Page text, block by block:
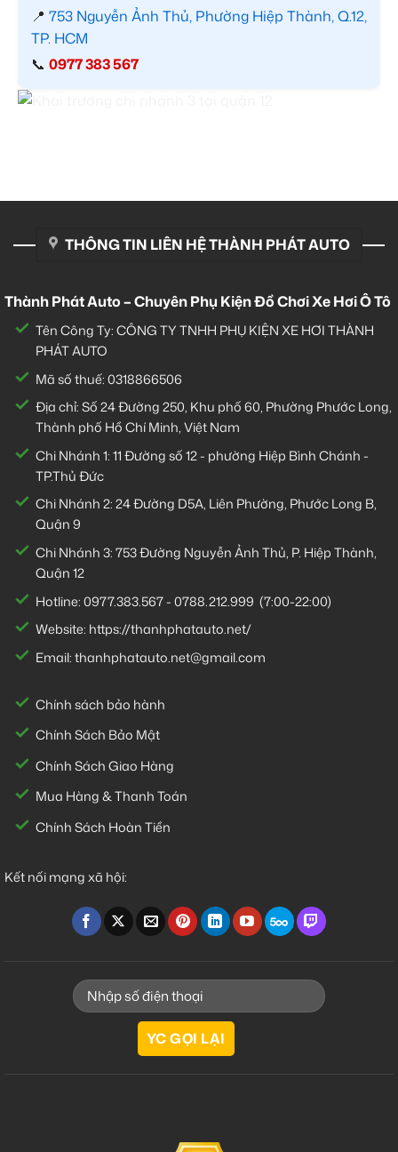
📍 753 Nguyễn Ảnh Thủ, Phường Hiệp Thành, Q.12,
TP. HCM
📞 0977 383 567
THÔNG TIN LIÊN HỆ THÀNH PHÁT AUTO
Thành Phát Auto – Chuyên Phụ Kiện Đồ Chơi Xe Hơi Ô Tô
Tên Công Ty: CÔNG TY TNHH PHỤ KIỆN XE HƠI THÀNH
PHÁT AUTO
Mã số thuế: 0318866506
Địa chỉ: Số 24 Đường 250, Khu phố 60, Phường Phước Long,
Thành phố Hồ Chí Minh, Việt Nam
Chi Nhánh 1:11 Đường số 12 - phường Hiệp Bình Chánh -
TP.Thủ Đức
Chi Nhánh 2:24 Đường D5A, Liên Phường, Phước Long B,
Quận 9
Chi Nhánh 3:753 Đường Nguyễn Ảnh Thủ, P. Hiệp Thành,
Quận 12
Hotline:0977.383.567-0788.212.999 (7:00-22:00)
Website: https://thanhphatauto.net/
Email:thanhphatauto.net@gmail.com
Chính sách bảo hành
Chính Sách Bảo Mật
Chính Sách Giao Hàng
Mua Hàng & Thanh Toán
Chính Sách Hoàn Tiền
Kết nối mạng xã hội: